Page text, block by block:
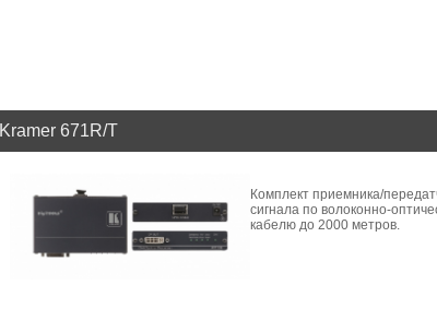
Kramer 671R/T
Комплект приемника/
сигнала по волоконно-
кабелю до 2000 метров.